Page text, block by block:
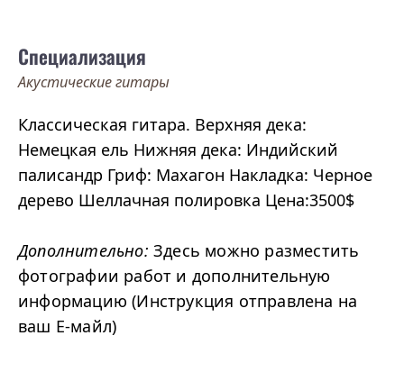
Специализация
Акустические гитары
Классическая гитара. Верхняя дека:
Немецкая ель Нижняя дека: Индийский
палисандр Гриф: Махагон Накладка: Черное
дерево Шеллачная полировка Цена:3500$
Дополнительно: Здесь можно разместить
фотографии работ и дополнительную
информацию (Инструкция отправлена на
ваш Е-майл)